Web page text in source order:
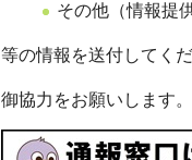
その他（情報提
等の情報を送付してくだ
御協力をお願いします。